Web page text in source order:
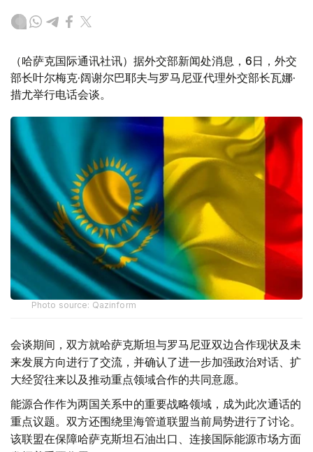
（哈萨克国际通讯社讯）据外交部新闻处消息，6日，外交
部长叶尔梅克·阔谢尔巴耶夫与罗马尼亚代理外交部长瓦娜·
措尤举行电话会谈。
Photo source: Qazinform
会谈期间，双方就哈萨克斯坦与罗马尼亚双边合作现状及未
来发展方向进行了交流，并确认了进一步加强政治对话、扩
大经贸往来以及推动重点领域合作的共同意愿。
能源合作作为两国关系中的重要战略领域，成为此次通话的
重点议题。双方还围绕里海管道联盟当前局势进行了讨论。
该联盟在保障哈萨克斯坦石油出口、连接国际能源市场方面